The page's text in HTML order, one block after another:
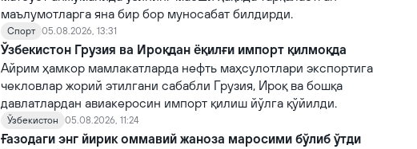
маълумотларга яна бир бор муносабат билдирди.
Спорт 05.08.2026, 13:31
Ўзбекистон Грузия ва Ироқдан ёқилғи импорт қилмоқда
Айрим ҳамкор мамлакатларда нефть маҳсулотлари экспортига
чекловлар жорий этилгани сабабли Грузия, Ироқ ва бошқа
давлатлардан авиакеросин импорт қилиш йўлга қўйилди.
Ўзбекистон 05.08.2026, 11:24
Ғазодаги энг йирик оммавий жаноза маросими бўлиб ўтди